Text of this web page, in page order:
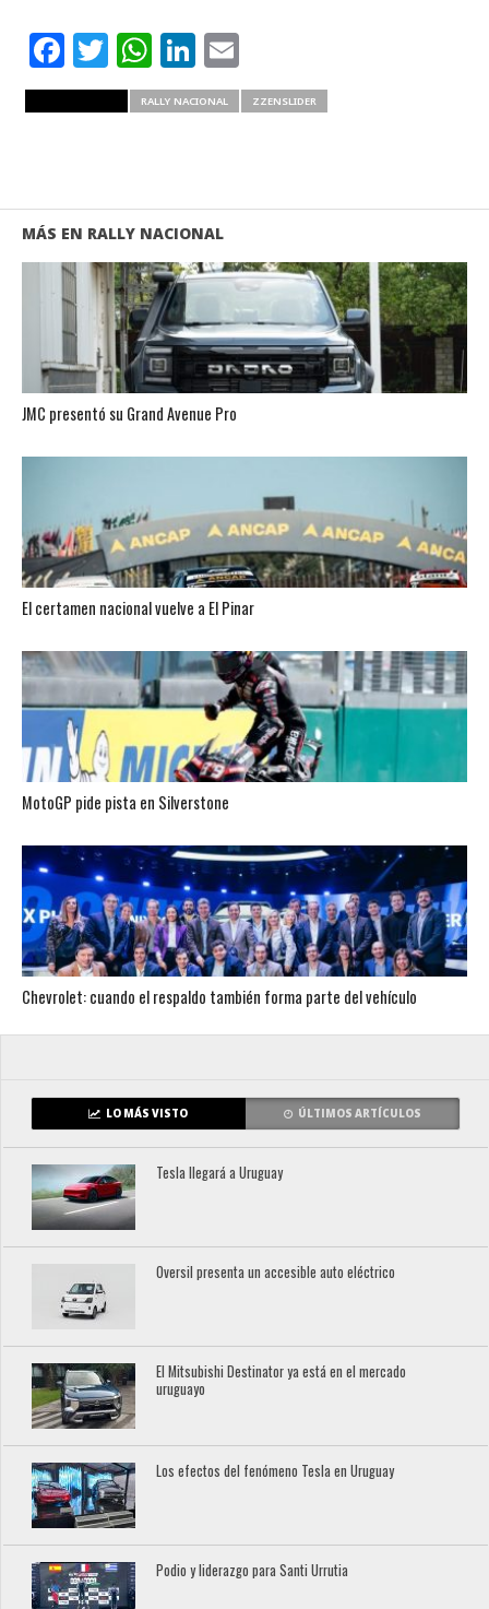
Facebook
Twitter
WhatsApp
LinkedIn
Email
RALLY NACIONAL ZZENSLIDER
MÁS EN RALLY NACIONAL
JMC presentó su Grand Avenue Pro
El certamen nacional vuelve a El Pinar
MotoGP pide pista en Silverstone
Chevrolet: cuando el respaldo también forma parte del vehículo
LO MÁS VISTO ÚLTIMOS ARTÍCULOS
Tesla llegará a Uruguay
Oversil presenta un accesible auto eléctrico
El Mitsubishi Destinator ya está en el mercado
uruguayo
Los efectos del fenómeno Tesla en Uruguay
Podio y liderazgo para Santi Urrutia